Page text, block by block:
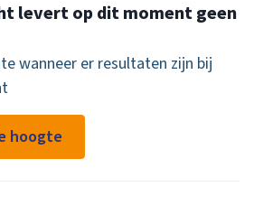
levert op dit moment geen
wanneer er resultaten zijn bij
hoogte